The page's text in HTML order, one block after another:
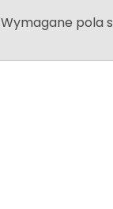
Wymagane pola